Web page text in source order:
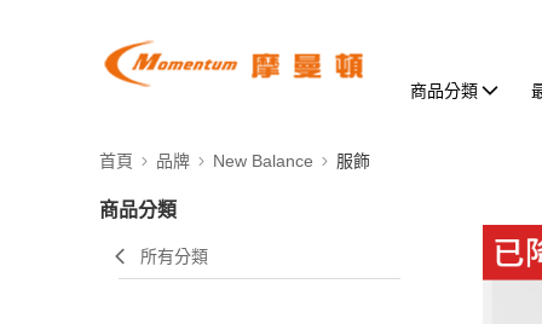
商品分類
首頁 品牌 New Balance 服飾
商品分類
所有分類